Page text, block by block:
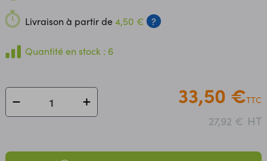
Livraison à partir de4,50 € ?
Quantité en stock : 6
33,50 €TTC
27,92 € HT